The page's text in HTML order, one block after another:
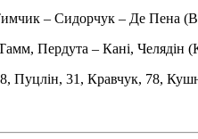
– Сидорчук – Де Пена
Пердута – Кані, Челядін
Пуцлін, 31, Кравчук, 78,